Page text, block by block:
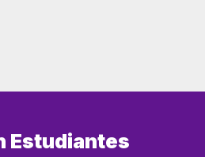
Estudiantes